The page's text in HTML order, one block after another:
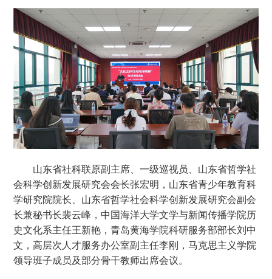
山东省社科联原副主席、一级巡视员、山东省哲学社
会科学创新发展研究会会长张宏明，山东省青少年教育科
学研究院院长、山东省哲学社会科学创新发展研究会副会
长兼秘书长裴云峰，中国海洋大学文学与新闻传播学院历
史文化系主任王新艳，青岛黄海学院科研服务部部长刘中
文，高层次人才服务办公室副主任李刚，马克思主义学院
领导班子成员及部分骨干教师出席会议。